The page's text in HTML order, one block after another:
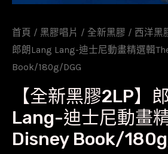
首頁 / 黑膠唱片 / 全新黑膠 / 西洋黑
郎朗Lang Lang-迪士尼動畫精選輯
Book/180g/DGG
【全新黑膠2LP】
Lang-迪士尼動畫
Disney Book/